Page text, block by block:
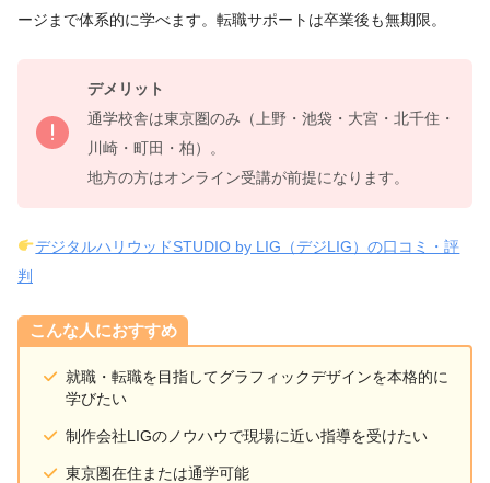
ージまで体系的に学べます。転職サポートは卒業後も無期限。
デメリット
通学校舎は東京圏のみ（上野・池袋・大宮・北千住・
川崎・町田・柏）。
地方の方はオンライン受講が前提になります。
デジタルハリウッドSTUDIO by LIG（デジLIG）の口コミ・評
判
こんな人におすすめ
就職・転職を目指してグラフィックデザインを本格的に
学びたい
制作会社LIGのノウハウで現場に近い指導を受けたい
東京圏在住または通学可能